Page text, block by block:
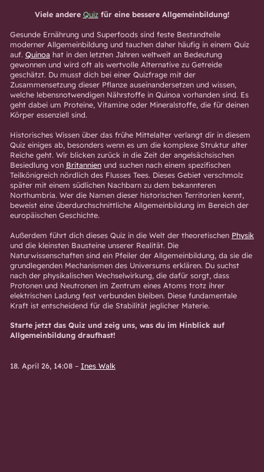
Viele andere Quizfür eine bessere Allgemeinbildung!
Gesunde Ernährung und Superfoods sind feste Bestandteile
moderner Allgemeinbildung und tauchen daher häufig in einem Quiz
auf. Quinoa hat in den letzten Jahren weltweit an Bedeutung
gewonnen und wird oft als wertvolle Alternative zu Getreide
geschätzt. Du musst dich bei einer Quizfrage mit der
Zusammensetzung dieser Pflanze auseinandersetzen und wissen,
welche lebensnotwendigen Nährstoffe in Quinoa vorhanden sind. Es
geht dabei um Proteine, Vitamine oder Mineralstoffe, die für deinen
Körper essenziell sind.
Historisches Wissen über das frühe Mittelalter verlangt dir in diesem
Quiz einiges ab, besonders wenn es um die komplexe Struktur alter
Reiche geht. Wir blicken zurück in die Zeit der angelsächsischen
Besiedlung von Britannienund suchen nach einem spezifischen
Teilkönigreich nördlich des Flusses Tees. Dieses Gebiet verschmolz
später mit einem südlichen Nachbarn zu dem bekannteren
Northumbria. Wer die Namen dieser historischen Territorien kennt,
beweist eine überdurchschnittliche Allgemeinbildung im Bereich der
europäischen Geschichte.
Außerdem führt dich dieses Quiz in die Welt der theoretischen Physik
und die kleinsten Bausteine unserer Realität. Die
Naturwissenschaften sind ein Pfeiler der Allgemeinbildung, da sie die
grundlegenden Mechanismen des Universums erklären. Du suchst
nach der physikalischen Wechselwirkung, die dafür sorgt, dass
Protonen und Neutronen im Zentrum eines Atoms trotz ihrer
elektrischen Ladung fest verbunden bleiben. Diese fundamentale
Kraft ist entscheidend für die Stabilität jeglicher Materie.
Starte jetzt das Quiz und zeig uns, was du im Hinblick auf
Allgemeinbildung draufhast!
18. April 26, 14:08– Ines Walk